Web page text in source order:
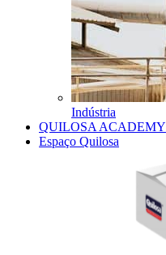
Indústria
QUILOSA ACADEMY
Espaço Quilosa